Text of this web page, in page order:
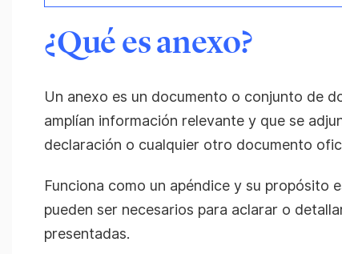
¿Qué es anexo?
Un anexo es un documento o conjunto de
amplían información relevante y que se
declaración o cualquier otro documento
Funciona como un apéndice y su propósito
pueden ser necesarios para aclarar o
presentadas.